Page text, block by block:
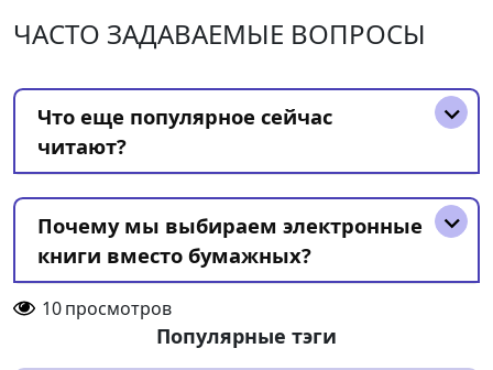
ЧАСТО ЗАДАВАЕМЫЕ ВОПРОСЫ
Что еще популярное сейчас
читают?
Почему мы выбираем электронные
книги вместо бумажных?
10просмотров
Популярные тэги